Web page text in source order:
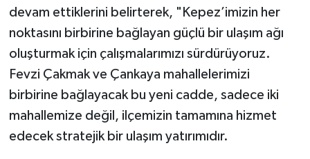
devam ettiklerini belirterek, "Kepez’imizin her
noktasını birbirine bağlayan güçlü bir ulaşım ağı
oluşturmak için çalışmalarımızı sürdürüyoruz.
Fevzi Çakmak ve Çankaya mahallelerimizi
birbirine bağlayacak bu yeni cadde, sadece iki
mahallemize değil, ilçemizin tamamına hizmet
edecek stratejik bir ulaşım yatırımıdır.